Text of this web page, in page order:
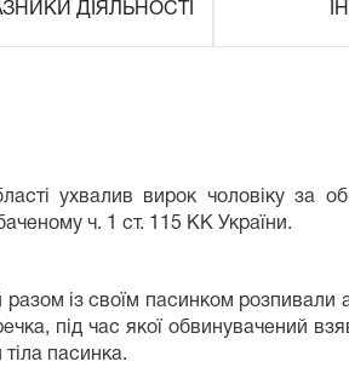
ДІЯЛЬНОСТІ
ухвалив вирок чоловіку за
ч. 1 ст. 115 КК України.
із своїм пасинком розпивали
під час якої обвинувачений
тіла пасинка.